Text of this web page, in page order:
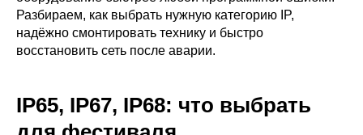
Разбираем, как выбрать нужную категорию IP,
надёжно смонтировать технику и быстро
восстановить сеть после аварии.
IP65, IP67, IP68: что выбрать